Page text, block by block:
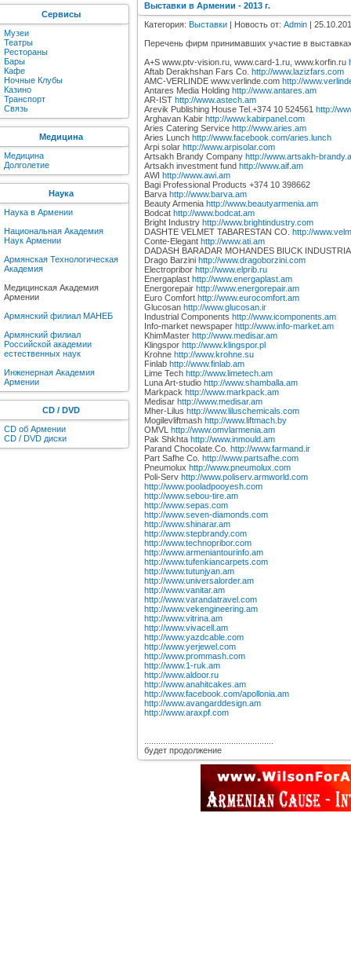
Сервисы
Музеи
Театры
Рестораны
Бары
Кафе
Ночные Клубы
Казино
Транспорт
Связь
Медицина
Медицина
Долголетие
Наука
Наука в Армении
Национальная Академия
Наук Армении
Армянская Технологическая
Академия
Медицинская Академия
Армении
Армянский филиал МАНЕБ
Армянский филиал
Российской академии
естественных наук
Инженерная Академия
Армении
CD / DVD
CD об Армении
CD / DVD диски
Выставки в Армении - 2013 г.
Категория: Выставки | Новость от: Admin |
Перечень фирм принимавших участие в
A+S www.ptv-vision.ru, www.card-1.ru, www.korfin.ru
Aftab Derakhshan Fars Co. http://www.lazizfars.com
AMC-VERLINDE www.verlinde.com http://
Antares Media Holding http://www.antares.am
AR-IST http://www.astech.am
Arevik Publishing House Tel.+374 10 524561 http://
Arghavan Kabir http://www.kabirpanel.com
Aries Catering Service http://www.aries.am
Aries Lunch http://www.facebook.com/aries.lunch
Arpi solar http://www.arpisolar.com
Artsakh Brandy Company http://www.artsakh-
Artsakh investment fund http://www.aif.am
AWI http://www.awi.am
Bagi Professional Products +374 10 398662
Barva http://www.barva.am
Beauty Armenia http://www.beautyarmenia.am
Bodcat http://www.bodcat.am
Bright Industry http://www.brightindustry.com
DASHTE VELMET TABARESTAN CO. http://
Conte-Elegant http://www.ati.am
DADASH BARADAR MOHANDES BIUCK
Drago Barzini http://www.dragoborzini.com
Electropribor http://www.elprib.ru
Energaplast http://www.energaplast.am
Energorepair http://www.energorepair.am
Euro Comfort http://www.eurocomfort.am
Glucosan http://www.glucosan.ir
Industrial Components http://www.icomponents.am
Info-market newspaper http://www.info-market.am
KhimMaster http://www.medisar.am
Klingspor http://www.klingspor.pl
Krohne http://www.krohne.su
Finlab http://www.finlab.am
Lime Tech http://www.limetech.am
Luna Art-studio http://www.shamballa.am
Markpack http://www.markpack.am
Medisar http://www.medisar.am
Mher-Lilus http://www.liluschemicals.com
Mogilevliftmash http://www.liftmach.by
OMVL http://www.omvlarmenia.am
Pak Shkhta http://www.inmould.am
Parand Chocolate.Co. http://www.farmand.ir
Part Safhe Co. http://www.partsafhe.com
Pneumolux http://www.pneumolux.com
Poli-Serv http://www.poliserv.armworld.com
http://www.pooladpooyesh.com
http://www.sebou-tire.am
http://www.sepas.com
http://www.seven-diamonds.com
http://www.shinarar.am
http://www.stepbrandy.com
http://www.technopribor.com
http://www.armeniantourinfo.am
http://www.tufenkiancarpets.com
http://www.tutunjyan.am
http://www.universalorder.am
http://www.vanitar.am
http://www.varandatravel.com
http://www.vekengineering.am
http://www.vitrina.am
http://www.vivacell.am
http://www.yazdcable.com
http://www.yerjewel.com
http://www.prommash.com
http://www.1-ruk.am
http://www.aldoor.ru
http://www.anahitcakes.am
http://www.facebook.com/apollonia.am
http://www.avangarddesign.am
http://www.araxpf.com
будет продолжение